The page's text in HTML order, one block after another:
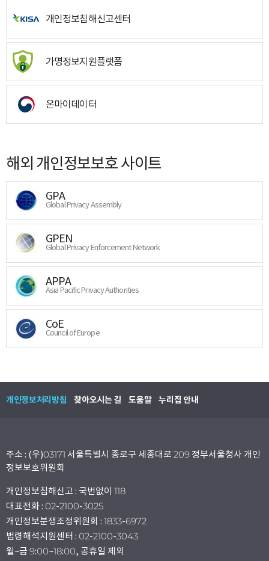
개인정보침해신고센터
가명정보지원플랫폼
온마이데이터
해외 개인정보보호 사이트
GPA
Global Privacy Assembly
GPEN
Global Privacy Enforcement Network
APPA
Asia Pacific Privacy Authorities
CoE
Council of Europe
개인정보처리방침 찾아오시는 길 도움말 누리집 안내
주소 : (우)03171 서울특별시 종로구 세종대로 209 정부서울청사 개인
정보보호위원회
개인정보침해신고 : 국번없이 118
대표전화 : 02-2100-3025
개인정보분쟁조정위원회 : 1833-6972
법령해석지원센터 : 02-2100-3043
월~금 9:00~18:00, 공휴일 제외